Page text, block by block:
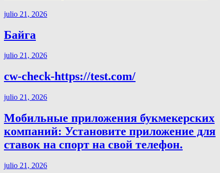
julio 21, 2026
Байга
julio 21, 2026
cw-check-https://test.com/
julio 21, 2026
Мобильные приложения букмекерских
компаний: Установите приложение для
ставок на спорт на свой телефон.
julio 21, 2026